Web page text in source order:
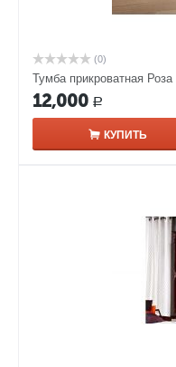
(0)
Тумба прикроватная
12,000 Р
КУПИТЬ